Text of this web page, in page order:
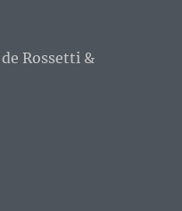
Rossetti &